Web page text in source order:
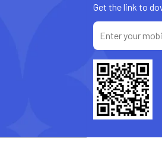
Get the link to